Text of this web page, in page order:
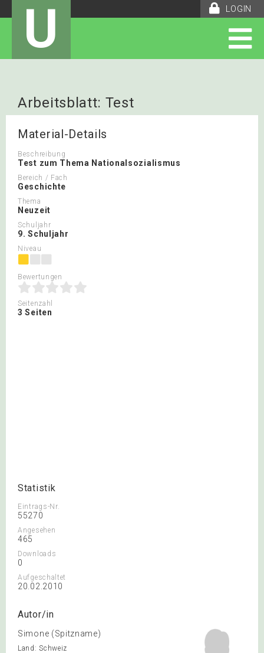
LOGIN
U
Arbeitsblatt: Test
Material-Details
Beschreibung
Test zum Thema Nationalsozialismus
Bereich / Fach
Geschichte
Thema
Neuzeit
Schuljahr
9. Schuljahr
Niveau
Bewertungen
Seitenzahl
3 Seiten
Statistik
Eintrags-Nr.
55270
Angesehen
465
Downloads
0
Aufgeschaltet
20.02.2010
Autor/in
Simone (Spitzname)
Land: Schweiz